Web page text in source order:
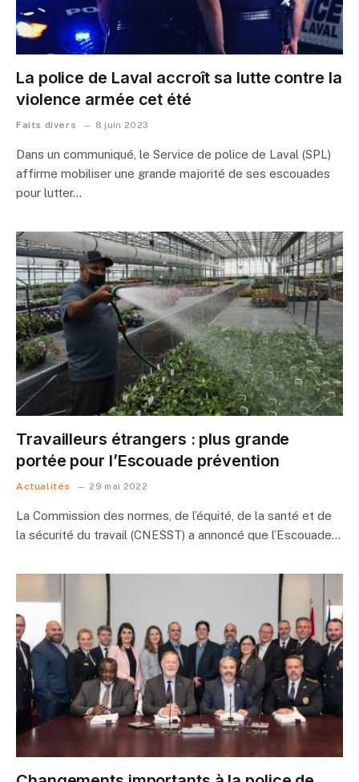
La police de Laval accroît sa lutte contre la
violence armée cet été
Faits divers 8 juin 2023
Dans un communiqué, le Service de police de Laval (SPL)
affirme mobiliser une grande majorité de ses escouades
pour lutter…
Travailleurs étrangers : plus grande
portée pour l’Escouade prévention
Actualités 29 mai 2022
La Commission des normes, de l’équité, de la santé et de
la sécurité du travail (CNESST) a annoncé que l’Escouade…